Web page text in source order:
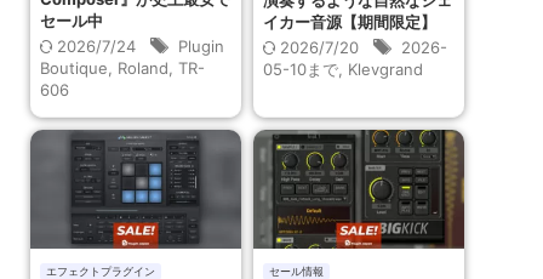
セール中
2026/7/24
Plugin
Boutique
Roland TR-
606
イカー音源【期間限定】
2026/7/20
2026-
05-10まで Klevgrand
エフェクトプラグイン
セール情報